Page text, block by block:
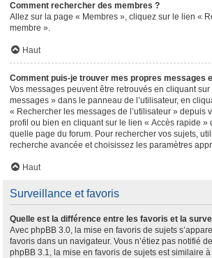
Comment rechercher des membres ?
Allez sur la page « Membres », cliquez sur le lien «
membre ».
Haut
Comment puis-je trouver mes propres messages
Vos messages peuvent être retrouvés en cliquant
messages » dans le panneau de l’utilisateur, en
« Rechercher les messages de l’utilisateur » depuis
profil ou bien en cliquant sur le lien « Accès rapide »
quelle page du forum. Pour rechercher vos sujets,
recherche avancée et choisissez les paramètres
Haut
Surveillance et favoris
Quelle est la différence entre les favoris et la
Avec phpBB 3.0, la mise en favoris de sujets
favoris dans un navigateur. Vous n’étiez pas notifié
phpBB 3.1, la mise en favoris de sujets est similaire